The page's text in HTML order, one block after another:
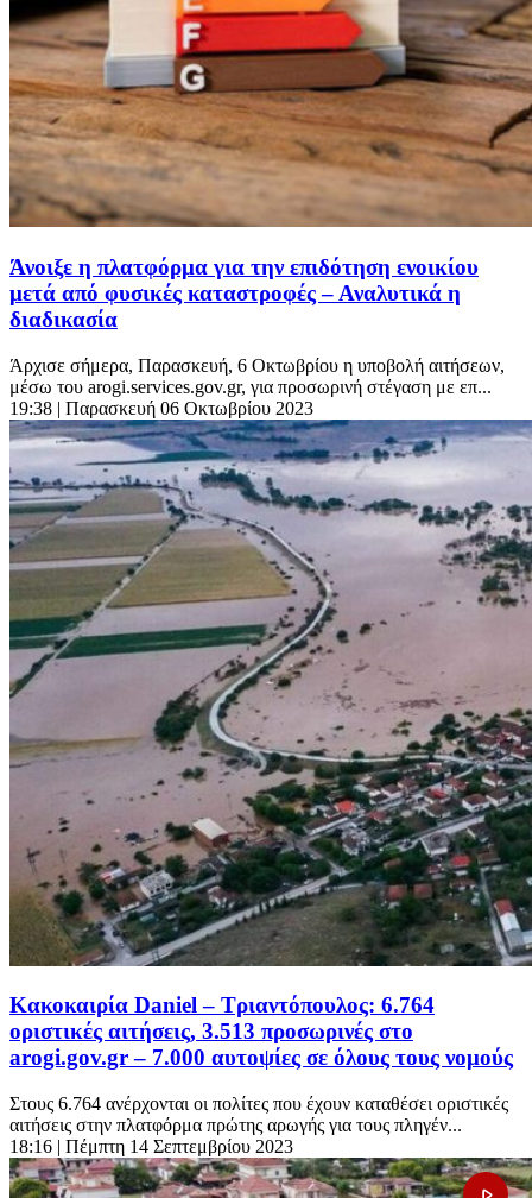
Άνοιξε η πλατφόρμα για την επιδότηση ενοικίου
μετά από φυσικές καταστροφές – Αναλυτικά η
διαδικασία
Άρχισε σήμερα, Παρασκευή, 6 Οκτωβρίου η υποβολή αιτήσεων,
μέσω του arogi.services.gov.gr, για προσωρινή στέγαση με επ...
19:38 | Παρασκευή 06 Οκτωβρίου 2023
Κακοκαιρία Daniel – Τριαντόπουλος: 6.764
οριστικές αιτήσεις, 3.513 προσωρινές στο
arogi.gov.gr – 7.000 αυτοψίες σε όλους τους νομούς
Στους 6.764 ανέρχονται οι πολίτες που έχουν καταθέσει οριστικές
αιτήσεις στην πλατφόρμα πρώτης αρωγής για τους πληγέν...
18:16 | Πέμπτη 14 Σεπτεμβρίου 2023